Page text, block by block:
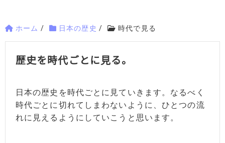
ホーム / 日本の歴史 / 時代で見る
歴史を時代ごとに見る。
日本の歴史を時代ごとに見ていきます。なるべく
時代ごとに切れてしまわないように、ひとつの流
れに見えるようにしていこうと思います。